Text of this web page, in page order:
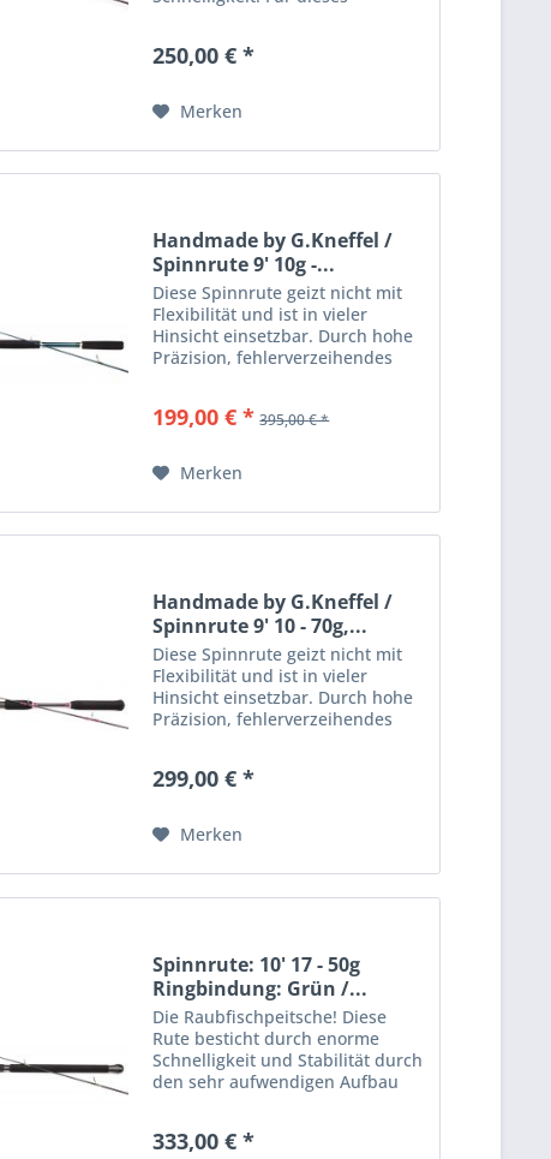
wahrlich zu einem Fremdwort. Du
ununterbrochen...
250,00 € *
Merken
Handmade by G.Kneffel /
Spinnrute 9' 10g -...
Diese Spinnrute geizt nicht mit
Flexibilität und ist in vieler
Hinsicht einsetzbar. Durch hohe
Präzision, fehlerverzeihendes
Spinnrute für Fänge mit einem
199,00 € * 395,00 € *
Merken
Handmade by G.Kneffel /
Spinnrute 9' 10 - 70g,...
Diese Spinnrute geizt nicht mit
Flexibilität und ist in vieler
Hinsicht einsetzbar. Durch hohe
Präzision, fehlerverzeihendes
Spinnrute für Fänge mit einem
299,00 € *
Merken
Spinnrute: 10' 17 - 50g
Ringbindung: Grün /...
Die Raubfischpeitsche! Diese
Rute besticht durch enorme
Schnelligkeit und Stabilität durch
den sehr aufwendigen Aufbau
Wurfpotential, um Köder auf
333,00 € *